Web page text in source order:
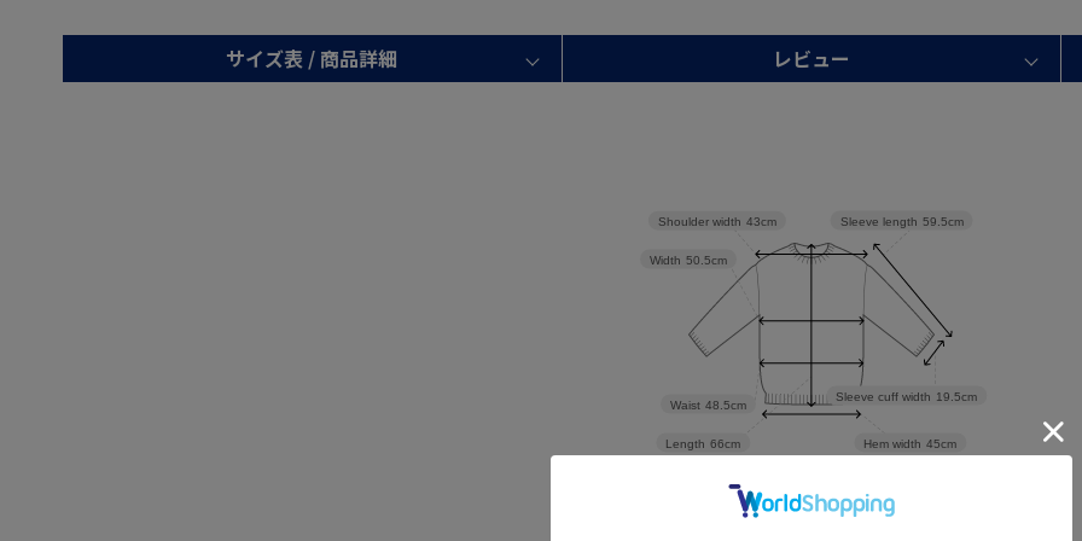
サイズ表 / 商品詳細 レビュー
Hem width 45cm
Sleeve cuff width 19.5cm
Sleeve length 59.5cm
Length 66cm
Waist 48.5cm
Width 50.5cm
Shoulder width 43cm
L LL